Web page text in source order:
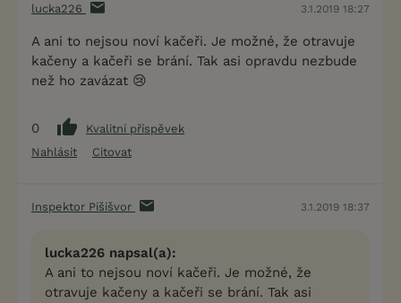
lucka226 3.1.2019 18:27
A ani to nejsou noví kačeři. Je možné, že otravuje
kačeny a kačeři se brání. Tak asi opravdu nezbude
než ho zavázat 😢
0
Kvalitní příspěvek
Nahlásit
Citovat
Inspektor Pišišvor 3.1.2019 18:37
lucka226 napsal(a):
A ani to nejsou noví kačeři. Je možné, že
otravuje kačeny a kačeři se brání. Tak asi